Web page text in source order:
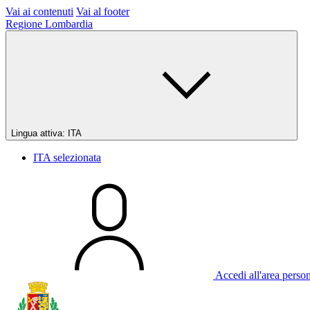
Vai ai contenuti Vai al footer
Regione Lombardia
Lingua attiva: ITA
ITA selezionata
Accedi all'area